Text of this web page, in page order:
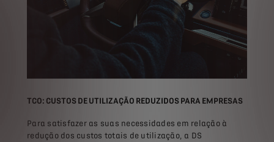
TCO: CUSTOS DE UTILIZAÇÃO REDUZIDOS PARA EMPRESAS
Para satisfazer as suas necessidades em relação à
redução dos custos totais de utilização, a DS